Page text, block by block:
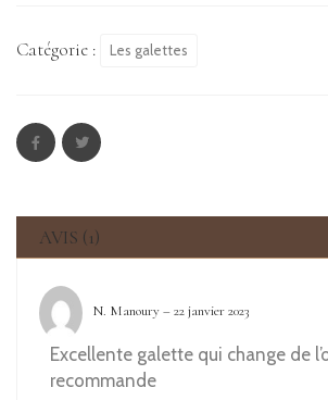
Catégorie : Les galettes
AVIS (1)
N. Manoury–22 janvier 2023
Excellente galette qui change de
recommande